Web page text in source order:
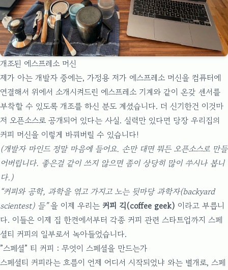
개조된 에스프레소 머신
제가 아는 개발자 중에는, 가정용 저가 에스프레소 머신을 컴퓨터에
연결해서 위에서 소개시켜드린 에스프레소 기계와 같이 온갖 센서를
부착할 수 있도록 개조를 하신 분도 계셨습니다. 더 신기한건 이것마
저 오픈소스로 공개되어 있다는 사실. 실력만 있다면 당장 우리집의
커피 머신을 이렇게 바꿔버릴 수 있습니다!
(개발자 마인드 정말 마음에 들어요. 손만 대면 뭐든 오픈소스로 만들
어버립니다. 좋은걸 같이 쓰지 않으면 좀이 상당히 많이 쑤시나 봅니
다.)
“커피와 공학, 과학을 엮고 가지고 노는 뒷마당 과학자(backyard
scientest) 들”을 이제 우리는 커피 긱(coffee geek) 이라고 부릅니
다. 이들은 이제 집 한켠에서부터 각종 커피 관련 스타트업까지 스페
셜티 커피의 일부로서 녹아들었습니다.
”스페셜” 티 커피 : 무엇이 스페셜을 만드는가
스페셜티 커피라는 흐름이 언제 어디서 시작되었냐 와는 별개로, 스페